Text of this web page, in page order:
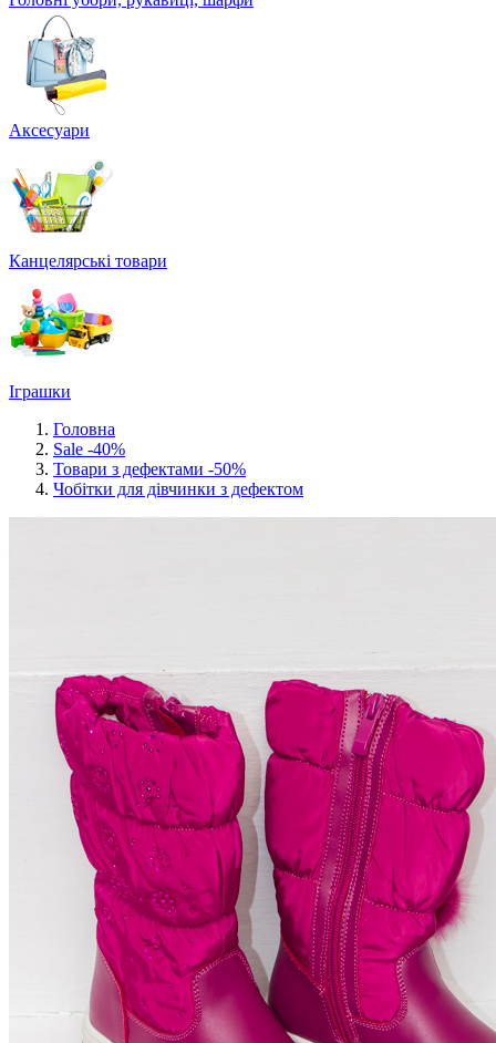
Аксесуари
Канцелярські товари
Іграшки
Головна
Sale -40%
Товари з дефектами -50%
Чобітки для дівчинки з дефектом